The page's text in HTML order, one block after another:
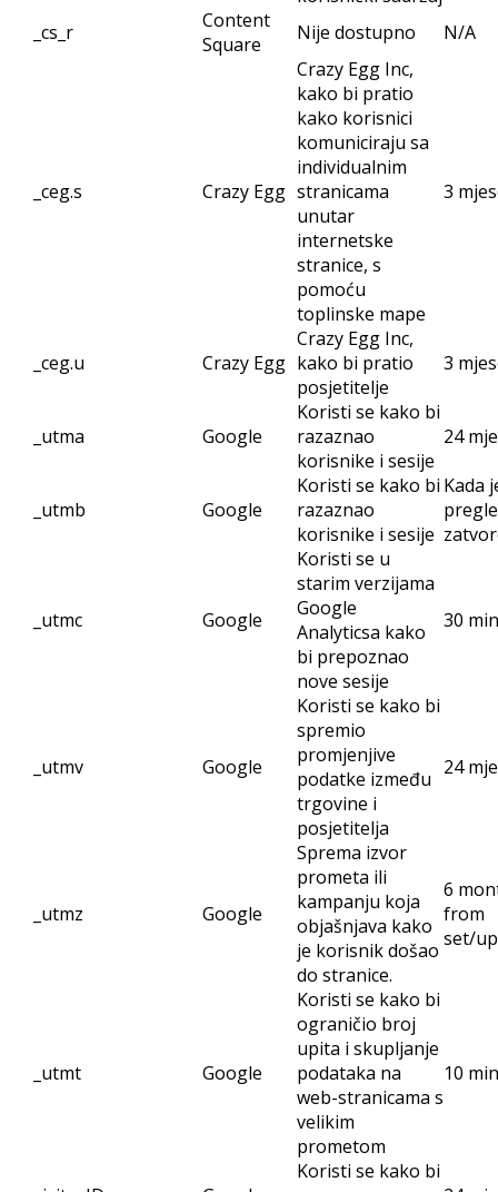
_cs_r
Content
Square
Nije dostupno N/A
_ceg.s Crazy Egg
Crazy Egg Inc,
kako bi pratio
kako korisnici
komuniciraju sa
individualnim
stranicama
unutar
internetske
stranice, s
pomoću
toplinske mape
3
_ceg.u Crazy Egg
Crazy Egg Inc,
kako bi pratio
posjetitelje
3
_utma Google
Koristi se kako bi
razaznao
korisnike i sesije
24
_utmb Google
Koristi se kako bi
razaznao
korisnike i sesije
Kada
_utmc Google
Koristi se u
starim verzijama
Google
Analyticsa kako
bi prepoznao
nove sesije
30
_utmv Google
Koristi se kako bi
spremio
promjenjive
podatke između
trgovine i
posjetitelja
24
_utmz Google
Sprema izvor
prometa ili
kampanju koja
objašnjava kako
je korisnik došao
do stranice.
6
from
set/
_utmt Google
Koristi se kako bi
ograničio broj
upita i skupljanje
podataka na
web-stranicama s
velikim
prometom
10
Koristi se kako bi